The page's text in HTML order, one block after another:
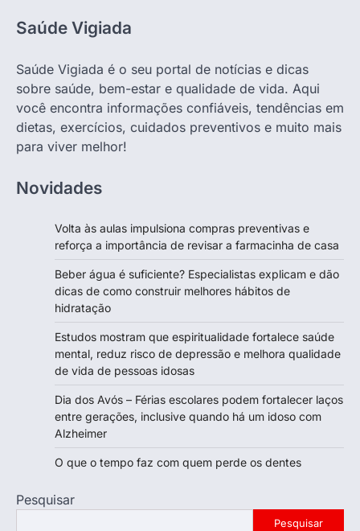
Saúde Vigiada
Saúde Vigiada é o seu portal de notícias e dicas
sobre saúde, bem-estar e qualidade de vida. Aqui
você encontra informações confiáveis, tendências em
dietas, exercícios, cuidados preventivos e muito mais
para viver melhor!
Novidades
Volta às aulas impulsiona compras preventivas e
reforça a importância de revisar a farmacinha de casa
Beber água é suficiente? Especialistas explicam e dão
dicas de como construir melhores hábitos de
hidratação
Estudos mostram que espiritualidade fortalece saúde
mental, reduz risco de depressão e melhora qualidade
de vida de pessoas idosas
Dia dos Avós – Férias escolares podem fortalecer laços
entre gerações, inclusive quando há um idoso com
Alzheimer
O que o tempo faz com quem perde os dentes
Pesquisar
Pesquisar